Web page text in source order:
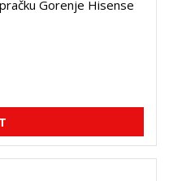
Gorenje Hisense